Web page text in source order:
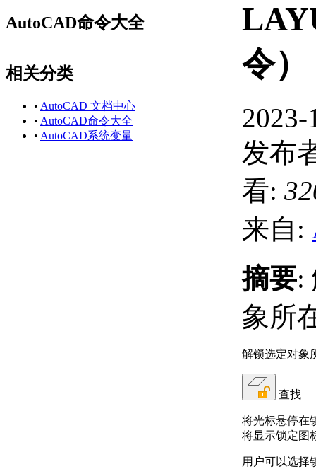
AutoCAD命令大全
相关分类
• AutoCAD 文档中心
• AutoCAD命令大全
• AutoCAD系统变量
令）
2023-
发布
看:
来自:
摘要:
象所
解锁选定对象
查找
将光标悬停在
将显示锁定图
用户可以选择